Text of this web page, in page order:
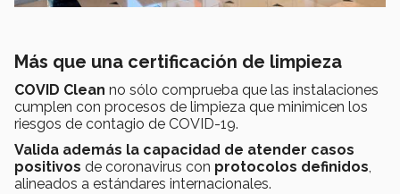
Más que una certificación de limpieza
COVID Clean no sólo comprueba que las instalaciones
cumplen con procesos de limpieza que minimicen los
riesgos de contagio de COVID-19.
Valida además la capacidad de atender casos
positivos de coronavirus con protocolos definidos,
alineados a estándares internacionales.